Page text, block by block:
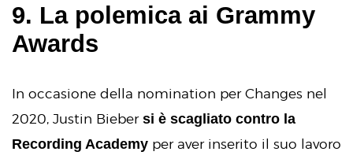
9. La polemica ai Grammy
Awards
In occasione della nomination per Changes nel
2020, Justin Bieber si è scagliato contro la
Recording Academy per aver inserito il suo lavoro